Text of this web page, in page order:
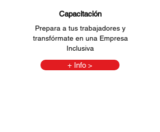
Capacitación
Prepara a tus trabajadores y
transfórmate en una Empresa
Inclusiva
+ Info >